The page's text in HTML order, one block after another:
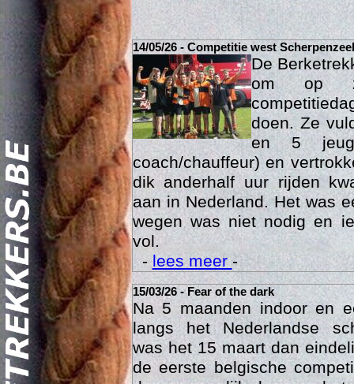
14/05/26 - Competitie west Scherpenzeel
De
om op
doen. Ze
en 5
coach/chauffeur) en
dik anderhalf uur rijden
aan in Nederland. Het was
wegen was niet nodig en
vol.
-lees meer-
15/03/26 - Fear of the dark
Na 5 maanden indoor en
langs het Nederlandse
was het 15 maart dan